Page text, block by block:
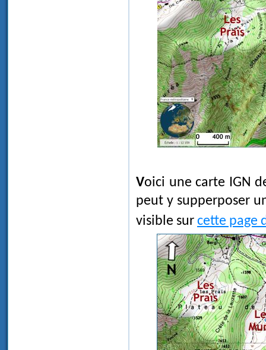
Voici une carte IGN de ce secteur. En survolant celle-ci avec la souris, on
peut y supperposer
visible sur cette page